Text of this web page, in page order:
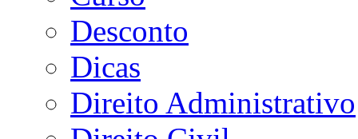
Desconto
Dicas
Direito Administrativo